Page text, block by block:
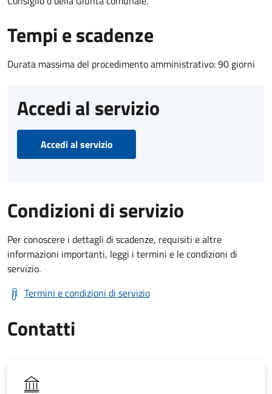
Tempi e scadenze
Durata massima del procedimento amministrativo: 90 giorni
Accedi al servizio
Accedi al servizio
Condizioni di servizio
Per conoscere i dettagli di scadenze, requisiti e altre
informazioni importanti, leggi i termini e le condizioni di
servizio.
Termini e condizioni di servizio
Contatti